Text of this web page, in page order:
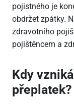
pojistného je
obdržet zpátky.
zdravotního
pojištěncem a
Kdy
přeplatek?